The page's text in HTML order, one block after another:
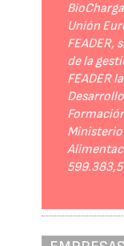
Unión
FEADER,
de la
FEADER
Ministerio